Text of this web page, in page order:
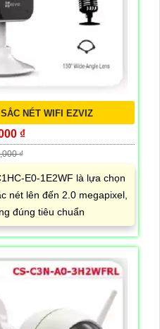
NÉT WIFI EZVIZ
₫
₫
E0-1E2WF là lựa chọn
nét lên đến 2.0 megapixel,
đúng tiêu chuẩn